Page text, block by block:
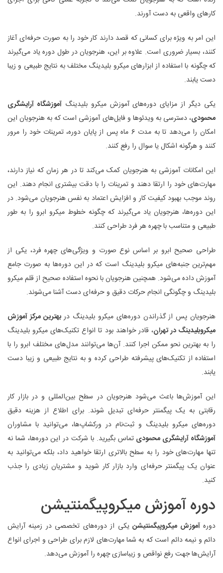
کارهای واقعی به دست آورند.
این امر به ویژه برای کسانی که قصد دارند کار خود را به صورت حرفه‌ای آغاز
کنند، بسیار ضروری است. علاوه بر این، هنرجویان در طول دوره یاد می‌گیرند
که چگونه با استفاده از ابزارهای میکرو بلیدینگ مختلف به نتایج طبیعی و زیبا
دست یابند.
یکی دیگر از مزایای دوره‌های آموزش میکرو بلیدینگآموزشگاه آرایشگری
محمودی، دسترسی به ویدئوها و فایل‌های آموزشی است که به هنرجویان این
امکان را می‌دهد تا به مدت 6 ماه پس از پایان دوره، تمرینات خود را مرور
کنند و هرگونه اشکال یا سوال را رفع کنند.
این امکانات آموزشی به هنرجویان کمک می‌کند تا در هر زمان که نیاز دارند،
مهارت‌های خود را ارتقا دهند و تمرینات را با دقت بیشتری انجام دهند. این
روند موجب بهبود کیفیت کار و افزایش اعتماد به نفس هنرجویان می‌شود. در
این دوره‌ها، هنرجویان یاد می‌گیرند که چگونه خطوط میکرو ابرو را به طور
طبیعی و متناسب با چهره هر فرد طراحی کنند.
طراحی صحیح ابرو بر اساس نوع صورت و ویژگی‌های چهره فرد، یکی از
مهم‌ترین جنبه‌های میکرو بلیدینگ است که در این دوره‌ها به صورت جامع
آموزش داده می‌شود. همچنین هنرجویان با نحوه استفاده صحیح از قلم میکرو
بلیدینگ و چگونگی انجام حرکات دقیق و حرفه‌ای دست آشنا می‌شوند.
هنرجویان پس از گذراندن دوره‌های میکرو بلیدینگ دربهترین مرکز آموزش
میکروبلیدینگ در تهران، قادر خواهند بود تا انواع تکنیک‌های میکرو بلیدینگ
را به بهترین نحو ممکن اجرا کنند. آن‌ها می‌توانند مدل‌های مختلف ابرو را با
استفاده از تکنیک‌های پیشرفته طراحی کرده و به نتایج طبیعی و زیبا دست
یابند.
این آموزش‌ها باعث می‌شود هنرجویان در سطح بین‌المللی و در بازار کار
رقابتی به یک پیگمنتر حرفه‌ای تبدیل شوند. برای اطلاع از هزینه دقیق
دوره‌های میکرو بلیدینگ و ثبت‌نام در ورکشاپ‌ها، می‌توانید با مشاوران
آموزشگاه آرایشگری محمودی تماس بگیرید. با شرکت در این دوره‌ها، شما نه
تنها مهارت‌های خود را به سطح بالاتری ارتقا خواهید داد، بلکه می‌توانید به
عنوان یک پیگمنتر حرفه‌ای وارد بازار کار شوید و مشتریان زیادی را جذب
کنید.
دوره آموزش میکروپیگمنتیشن
دورهآموزش میکروپیگمنتیشنیکی از دوره‌های تخصصی در زمینه آرایش
دائم و نیمه ‌دائم است که به شما مهارت‌های لازم برای طراحی و اجرای انواع
آرایش‌ها جهت رفع نواقص و زیباسازی چهره را آموزش می‌دهد.